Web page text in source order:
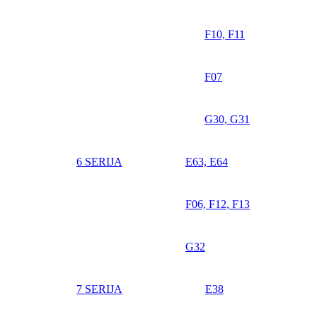
F10, F11
F07
G30, G31
6 SERIJA E63, E64
F06, F12, F13
G32
7 SERIJA E38